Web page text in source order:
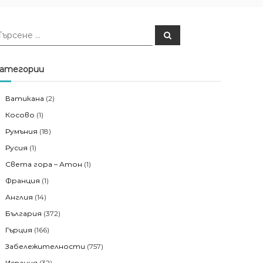
Т
ъ
е
Ватикана (2)
Косово (1)
Румъния (18)
Русия (1)
Света гора – Атон (1)
Франция (1)
Англия (14)
България (372)
Гърция (166)
Забележителности (757)